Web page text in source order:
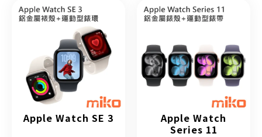
Apple Watch SE 3
Apple Watch
Series 11